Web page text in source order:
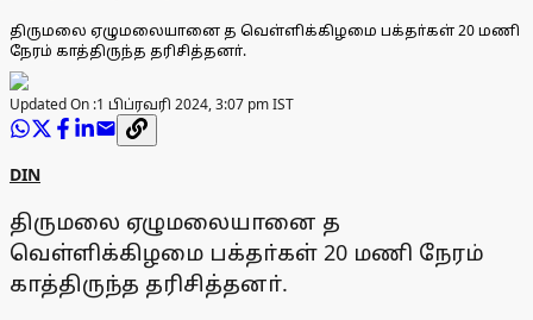
திருமலை ஏழுமலையானை த வெள்ளிக்கிழமை பக்தா்கள் 20 மணி
நேரம் காத்திருந்த தரிசித்தனா்.
Updated On :1 பிப்ரவரி 2024, 3:07 pm IST
DIN
திருமலை ஏழுமலையானை த
வெள்ளிக்கிழமை பக்தா்கள் 20 மணி நேரம்
காத்திருந்த தரிசித்தனா்.